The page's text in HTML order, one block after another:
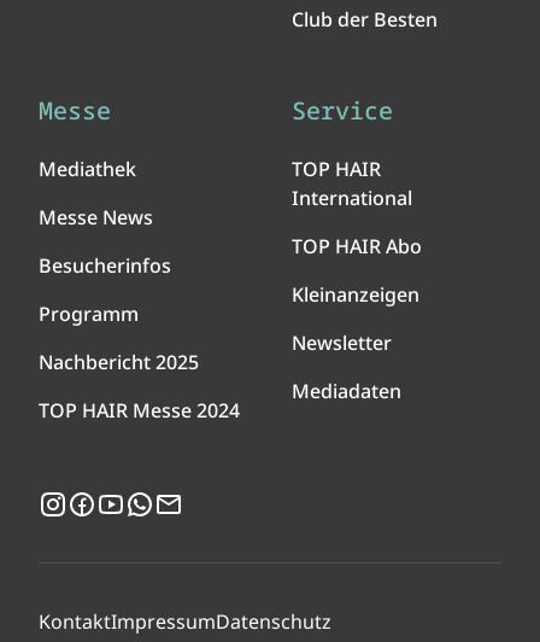
Club der Besten
Messe
Mediathek
Messe News
Besucherinfos
Programm
Nachbericht 2025
TOP HAIR Messe 2024
Service
TOP HAIR
International
TOP HAIR Abo
Kleinanzeigen
Newsletter
Mediadaten
Instagram
Facebook
YouTubeWhatsApp
KontaktImpressumDatenschutz